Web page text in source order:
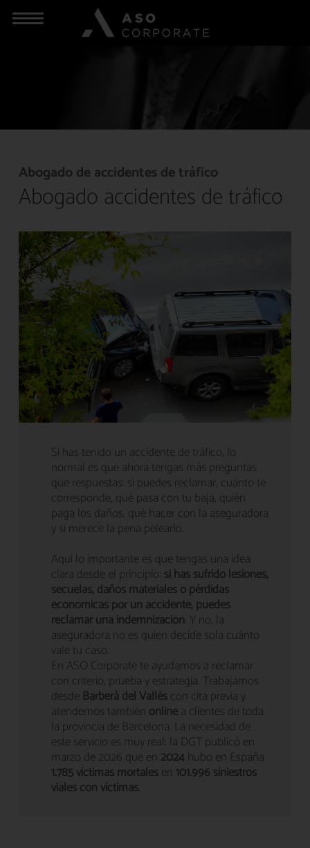
Abogado de accidentes de tráfico
Abogado accidentes de tráfico
Si has tenido un accidente de tráfico, lo
normal es que ahora tengas más preguntas
que respuestas: si puedes reclamar, cuánto te
corresponde, qué pasa con tu baja, quién
paga los daños, qué hacer con la aseguradora
y si merece la pena pelearlo.
Aquí lo importante es que tengas una idea
clara desde el principio: si has sufrido lesiones,
secuelas, daños materiales o pérdidas
económicas por un accidente, puedes
reclamar una indemnización. Y no, la
aseguradora no es quien decide sola cuánto
vale tu caso.
En ASO Corporate te ayudamos a reclamar
con criterio, prueba y estrategia. Trabajamos
desde Barberà del Vallèscon cita previa y
atendemos también onlinea clientes de toda
la provincia de Barcelona. La necesidad de
este servicio es muy real: la DGT publicó en
marzo de 2026 que en 2024 hubo en España
1.785 víctimas mortalesen 101.996 siniestros
viales con víctimas.